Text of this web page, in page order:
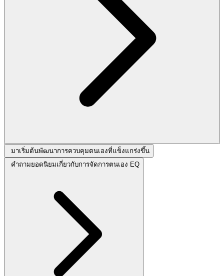
มาเริ่มต้นพัฒนาการควบคุมตนเองที่แข็งแกร่งขึ้น
คำถามยอดนิยมเกี่ยวกับการจัดการตนเอง EQ